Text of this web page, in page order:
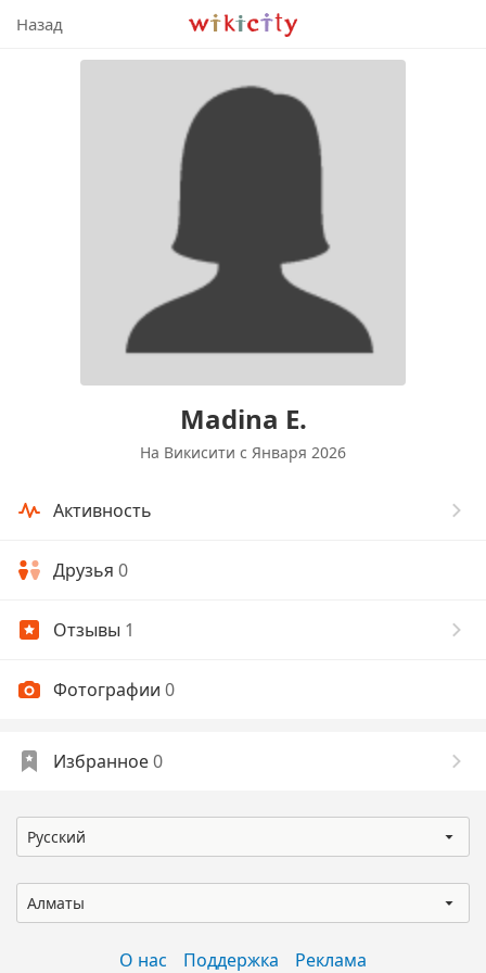
Викисити
Назад
Madina E.
На Викисити c Января 2026
Активность
Друзья 0
Отзывы 1
Фотографии 0
Избранное0
Русский
Алматы
О нас Поддержка Реклама